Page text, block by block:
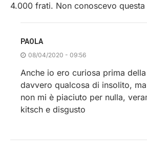
4.000 frati. Non conoscevo
PAOLA
08/04/2020 - 09:56
Anche io ero curiosa prima
davvero qualcosa di insolito, ma
non mi è piaciuto per nulla,
kitsch e disgusto